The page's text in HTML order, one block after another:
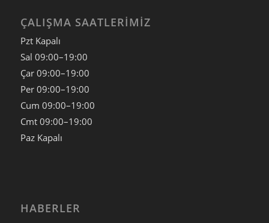
ÇALIŞMA SAATLERIMIZ
Pzt Kapalı
Sal 09:00–19:00
Çar 09:00–19:00
Per 09:00–19:00
Cum 09:00–19:00
Cmt 09:00–19:00
Paz Kapalı
HABERLER